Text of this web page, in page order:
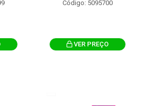
Código: 5095700
VER PREÇO